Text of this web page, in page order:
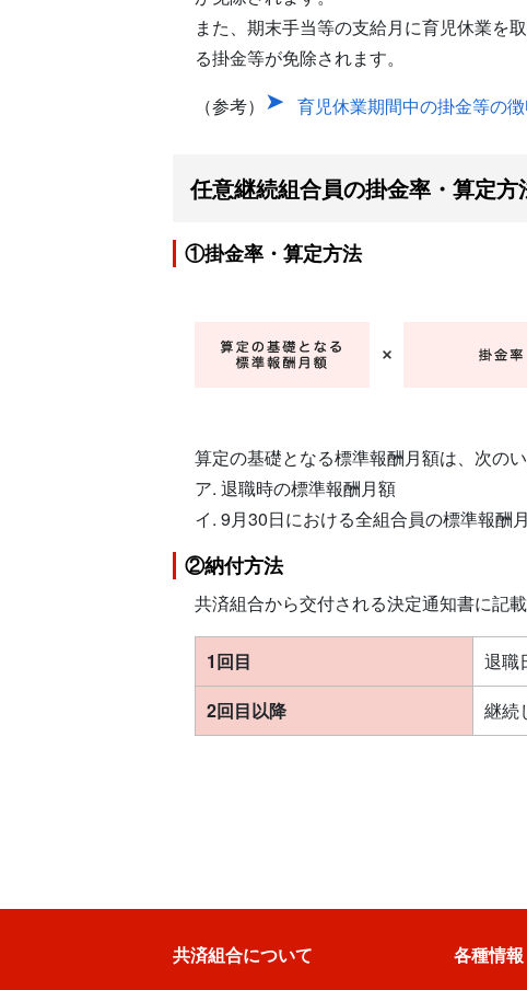
また、期末手当等の支給月に育児休業を
る掛金等が免除されます。
（参考）
育児休業期間中の掛金等の
任意継続組合員の掛金率・算定方
①掛金率・算定方法
算定の基礎となる標準報酬月額は、次の
ア. 退職時の標準報酬月額
イ. 9月30日における全組合員の標準報酬
②納付方法
共済組合から交付される決定通知書に記
1回目
退職
2回目以降
継続
共済組合について 各種情報